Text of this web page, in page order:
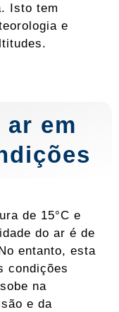
Isto tem
e
ar em
de 15°C e
do ar é de
entanto, esta
condições
na
e da